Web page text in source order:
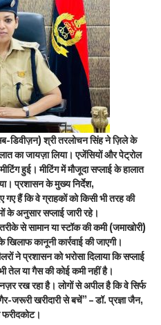
डिवीज़न) श्री तरलोचन सिंह ने ज़िले के
का जायज़ा लिया। एजेंसियों और पेट्रोल
हुई। मीटिंग में मौजूदा सप्लाई के हालात
प्रशासन के मुख्य निर्देश,
गए हैं कि वे ग्राहकों को किसी भी तरह की
के अनुसार सप्लाई जारी रहे।
से सामान या स्टॉक की कमी (जमाखोरी)
कानूनी कार्रवाई की जाएगी।
ने प्रशासन को भरोसा दिलाया कि सप्लाई
तेल या गैस की कोई कमी नहीं है।
रख रहा है। लोगों से अपील है कि वे सिर्फ
जरूरी खरीदारी से बचें” – डॉ. प्रज्ञा जैन,